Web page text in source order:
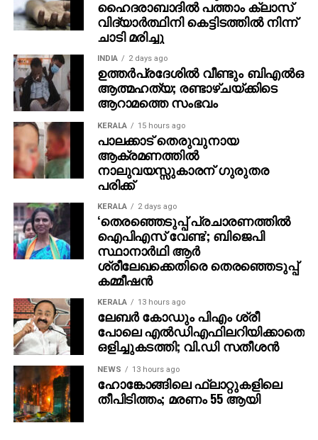
ഡിസൈനര്‍- അജയന്‍ ചാലിശ്ശേരി, മേക്കപ്പ് –
റോണക്‌സ് സേവ്യര്‍. കോസ്റ്റ്യൂം- മഷര്‍ ഹംസ,
പ്രൊഡക്ഷന്‍ കണ്‍ട്രോളര്‍- ദീപക് പരമേശ്വരന്‍,
അസോസിയേറ്റ് ഡയറക്ടര്‍- രോഹിത് ചന്ദ്രശേഖര്‍.
ഗാനരചന- മനു മഞ്ജിത്ത്, വിനായക് ശശികുമാര്‍, VFX –
തൗഫീഖ് – എഗ്വൈറ്റ്, പോസ്റ്റര്‍ ഡിസൈന്‍- ടെന്‍
പോയിന്റ്, സൗണ്ട് ഡിസൈന്‍- സിങ്ക് സിനിമ, സൗണ്ട്
മിക്‌സ് – കണ്ണന്‍ ഗണപത്, സ്റ്റില്‍സ്- എസ് ബി കെ,
പിആര്‍ഒ- ശബരി
ഹൈദരാബാദില്‍ പത്താം ക്ലാസ്
വിദ്യാര്‍ത്ഥിനി കെട്ടിടത്തില്‍ നിന്ന്
ചാടി മരിച്ചു
INDIA 2 days ago
ഉത്തര്‍പ്രദേശില്‍ വീണ്ടും ബിഎല്‍ഒ
ആത്മഹത്യ; രണ്ടാഴ്ചയ്ക്കിടെ
ആറാമത്തെ സംഭവം
KERALA 15 hours ago
പാലക്കാട് തെരുവുനായ
ആക്രമണത്തില്‍
നാലുവയസ്സുകാരന് ഗുരുതര
പരിക്ക്
KERALA 2 days ago
‘തെരഞ്ഞെടുപ്പ് പ്രചാരണത്തിൽ
ഐപിഎസ് വേണ്ട’; ബിജെപി
സ്ഥാനാർഥി ആർ
ശ്രീലേഖക്കെതിരെ തെരഞ്ഞെടുപ്പ്
കമ്മീഷൻ
KERALA 13 hours ago
ലേബര്‍ കോഡും പിഎം ശ്രീ
പോലെ എല്‍ഡിഎഫിലറിയിക്കാതെ
ഒളിച്ചുകടത്തി; വി.ഡി സതീശന്‍
NEWS 13 hours ago
ഹോങ്കോങ്ങിലെ ഫ്‌ലാറ്റുകളിലെ
തീപിടിത്തം; മരണം 55 ആയി